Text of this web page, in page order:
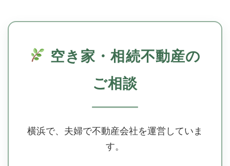
空き家・相続不動産の
ご相談
横浜で、夫婦で不動産会社を運営していま
す。